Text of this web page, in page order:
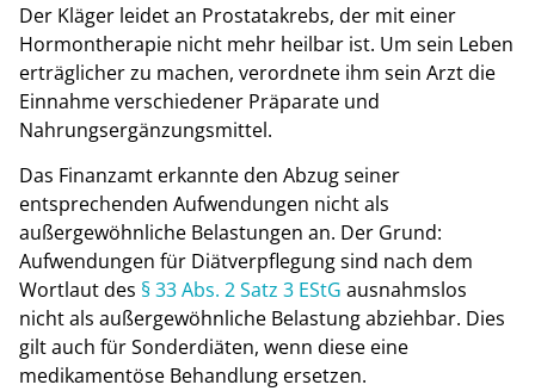
Der Kläger leidet an Prostatakrebs, der mit einer
Hormontherapie nicht mehr heilbar ist. Um sein Leben
erträglicher zu machen, verordnete ihm sein Arzt die
Einnahme verschiedener Präparate und
Nahrungsergänzungsmittel.
Das Finanzamt erkannte den Abzug seiner
entsprechenden Aufwendungen nicht als
außergewöhnliche Belastungen an. Der Grund:
Aufwendungen für Diätverpflegung sind nach dem
Wortlaut des § 33 Abs. 2 Satz 3 EStG ausnahmslos
nicht als außergewöhnliche Belastung abziehbar. Dies
gilt auch für Sonderdiäten, wenn diese eine
medikamentöse Behandlung ersetzen.